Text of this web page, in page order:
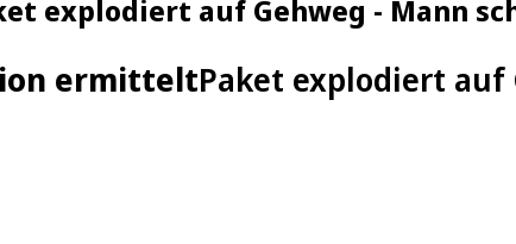
explodiert auf Gehweg - Mann
ermitteltPaket explodiert auf